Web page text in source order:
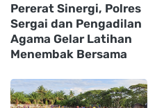
Pererat Sinergi, Polres
Sergai dan Pengadilan
Agama Gelar Latihan
Menembak Bersama